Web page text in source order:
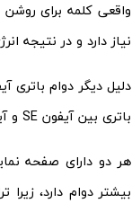
واقعی کلمه برای
نیاز دارد و در نتیجه
باتری بین آیفون SE و آیفون 5 اس نشان می دهد که وجود این تراشه تاثیر بسزایی در دوام باتری دارد.